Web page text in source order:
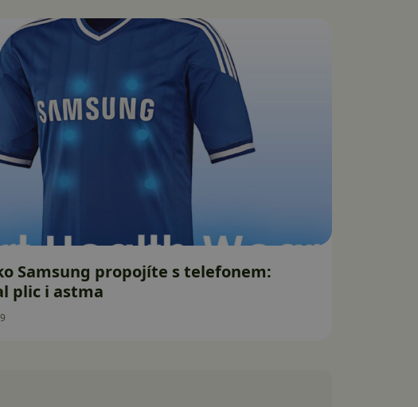
Samsung propojíte s telefonem:
plic i astma